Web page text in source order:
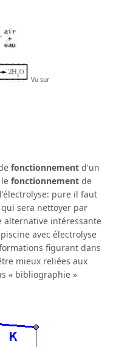
Vu sur
fonctionnement d'un
lefonctionnement de
pure il faut
sera nettoyer par
alternative intéressante
avec électrolyse
figurant dans
mieux reliées aux
« bibliographie »